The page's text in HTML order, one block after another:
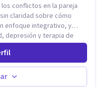
conflictos en la pareja
claridad sobre cómo
depresión y terapia de
contextuales y
recursos
comprender patrones y